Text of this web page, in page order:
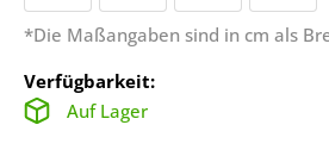
*Die Maßangaben sind in cm als
Verfügbarkeit:
Auf Lager